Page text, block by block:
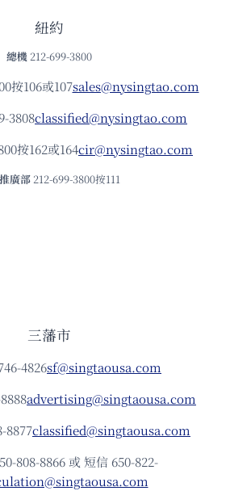
紐約
總機 212-699-3800
按106或107sales@nysingtao.com
3808classified@nysingtao.com
按162或164cir@nysingtao.com
廣部 212-699-3800按111
三藩市
4826sf@singtaousa.com
advertising@singtaousa.com
8877classified@singtaousa.com
808-8866 或 短信 650-822-